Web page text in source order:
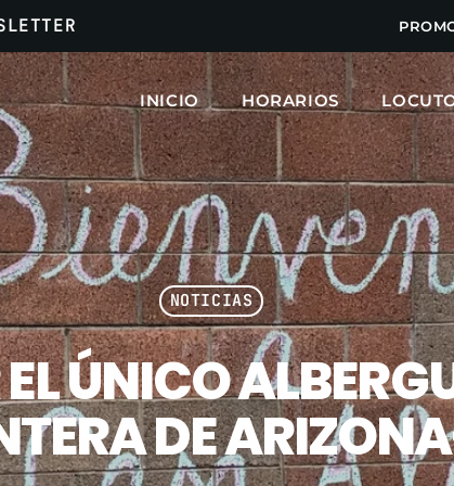
INICIO HORARIOS
ARCHIVOS
marzo 2025
febrero 2025
enero 2025
diciembre 2024
noviembre 2024
octubre 2024
NOTICIAS
ÚNICO
DE